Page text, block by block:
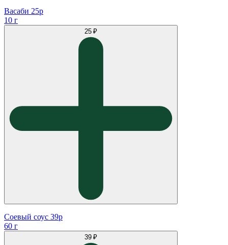
Васаби 25р
10 г
25 ₽
Соевый соус 39р
60 г
39 ₽